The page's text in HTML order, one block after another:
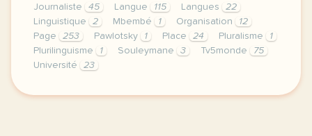
Journaliste
45 Langue 115 Langues
22
Linguistique
2 Mbembé 1 Organisation
12
Page
253 Pawlotsky 1 Place 24 Pluralisme
1
Plurilinguisme
1 Souleymane 3 Tv5monde
75
Université
23
le respect de votre vie privee est une priorite